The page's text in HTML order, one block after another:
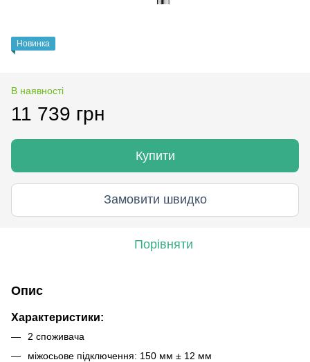
Новинка
В наявності
11 739 грн
Купити
Замовити швидко
Порівняти
Опис
Характеристики:
2 споживача
міжосьове підключення: 150 мм ± 12 мм